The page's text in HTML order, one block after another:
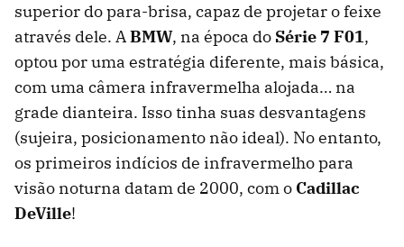
superior do para-brisa, capaz de projetar o feixe
através dele. ABMW, na época do Série 7 F01,
optou por uma estratégia diferente, mais básica,
com uma câmera infravermelha alojada… na
grade dianteira. Isso tinha suas desvantagens
(sujeira, posicionamento não ideal). No entanto,
os primeiros indícios de infravermelho para
visão noturna datam de 2000, com o Cadillac
DeVille!